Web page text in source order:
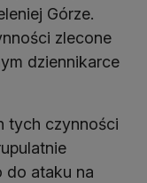
Górze.
zlecone
dziennikarce
tych czynności
do ataku na